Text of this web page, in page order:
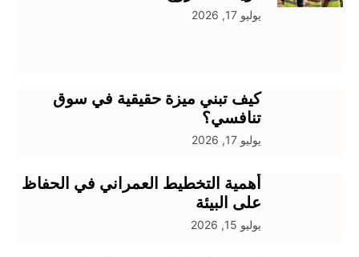
يوليو 17, 2026
كيف تبني ميزة حقيقية في سوق
تنافسي؟
يوليو 17, 2026
أهمية التخطيط العمراني في الحفاظ
على البيئة
يوليو 15, 2026